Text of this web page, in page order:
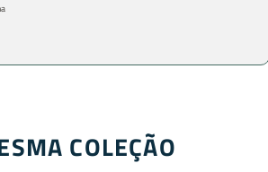
COLEÇÃO